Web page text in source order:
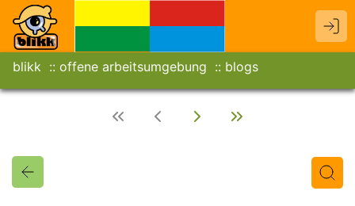
blikk offene arbeitsumgebung blogs